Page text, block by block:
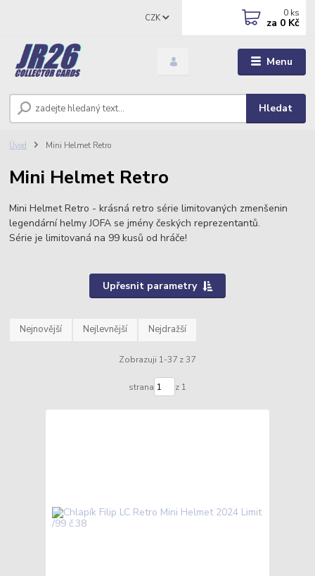
Menu
CZK
Hledat
0 ks
za 0 Kč
Úvod Mini Helmet Retro
Mini Helmet Retro
Mini Helmet Retro - krásná retro série limitovaných zmenšenin
legendární helmy JOFA se jmény českých reprezentantů.
Série je limitovaná na 99 kusů od hráče!
Upřesnit parametry
Nejnovější Nejlevnější Nejdražší
Zobrazuji 1-37 z 37
strana z 1